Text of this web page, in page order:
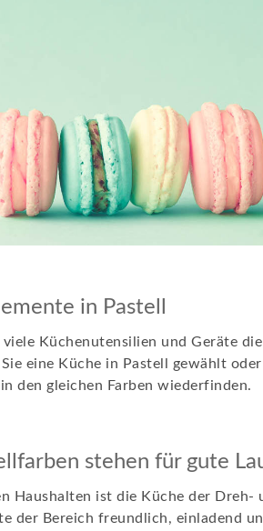
in Pastell
viele Küchenutensilien und Geräte
Sie eine Küche in Pastell gewählt
den gleichen Farben wiederfinden.
stehen für gute
Haushalten ist die Küche der Dreh-
der Bereich freundlich, einladend